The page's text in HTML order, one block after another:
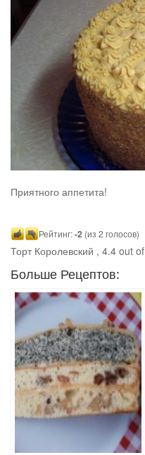
Приятного аппетита!
Рейтинг:-2 (из 2 голосов)
Торт Королевский , 4.4 out of
Больше Рецептов: